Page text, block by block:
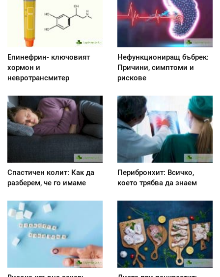
Епинефрин- ключовият
хормон и
невротрансмитер
Нефункциониращ бъбрек:
Причини, симптоми и
рискове
Спастичен колит: Как да
разберем, че го имаме
Перибронхит: Всичко,
което трябва да знаем